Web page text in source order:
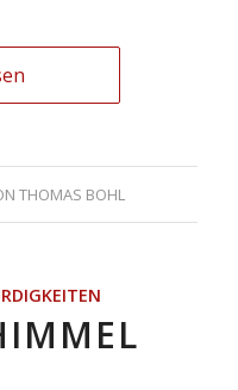
THOMAS BOHL